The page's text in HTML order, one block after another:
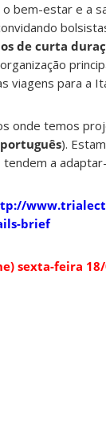
bem-estar e a
de curta
viagens para a
onde temos
).
a
brief
sexta-feira